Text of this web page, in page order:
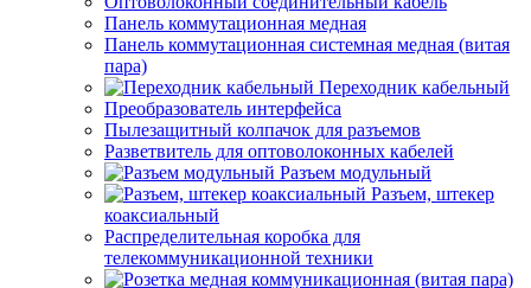
Панель коммутационная медная
Панель коммутационная системная медная (витая
пара)
Переходник кабельный
Преобразователь интерфейса
Пылезащитный колпачок для разъемов
Разветвитель для оптоволоконных кабелей
Разъем модульный
Разъем, штекер
коаксиальный
Распределительная коробка для
телекоммуникационной техники